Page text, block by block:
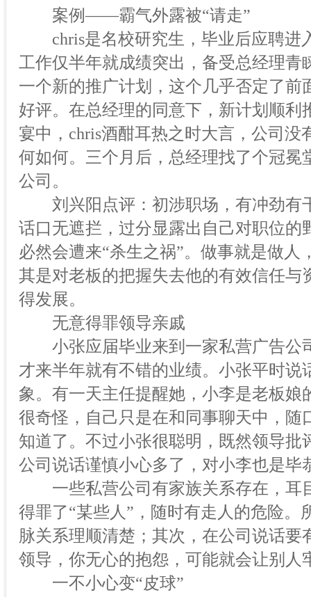
案例——霸气外露被“请走”
chris是名校研究生，毕业后应聘进
工作仅半年就成绩突出，备受总经理
一个新的推广计划，这个几乎否定了
好评。在总经理的同意下，新计划顺
宴中，chris酒酣耳热之时大言，公司
何如何。三个月后，总经理找了个冠冕
公司。
刘兴阳点评：初涉职场，有冲劲有
话口无遮拦，过分显露出自己对职位
必然会遭来“杀生之祸”。做事就是做
其是对老板的把握失去他的有效信任
得发展。
无意得罪领导亲戚
小张应届毕业来到一家私营广告公
才来半年就有不错的业绩。小张平时
象。有一天主任提醒她，小李是老板
很奇怪，自己只是在和同事聊天中，
知道了。不过小张很聪明，既然领导
公司说话谨慎小心多了，对小李也是毕
一些私营公司有家族关系存在，耳
得罪了“某些人”，随时有走人的危险
脉关系理顺清楚；其次，在公司说话
领导，你无心的抱怨，可能就会让别人
一不小心变“皮球”